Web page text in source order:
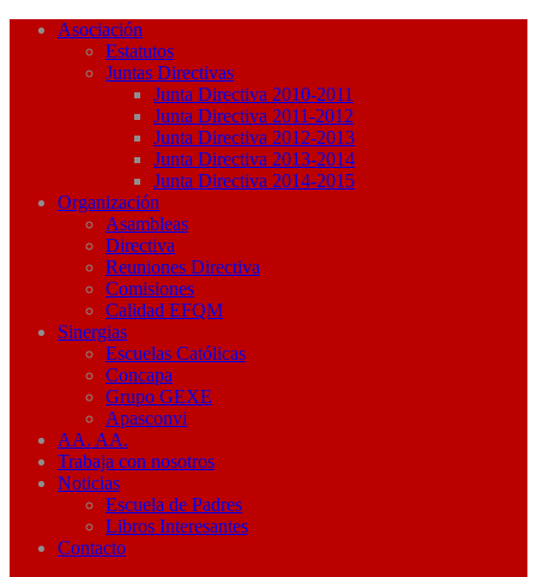
Asociación
Estatutos
Juntas Directivas
Junta Directiva 2010-2011
Junta Directiva 2011-2012
Junta Directiva 2012-2013
Junta Directiva 2013-2014
Junta Directiva 2014-2015
Organización
Asambleas
Directiva
Reuniones Directiva
Comisiones
Calidad EFQM
Sinergias
Escuelas Católicas
Concapa
Grupo GEXE
Apasconvi
AA. AA.
Trabaja con nosotros
Noticias
Escuela de Padres
Libros Interesantes
Contacto